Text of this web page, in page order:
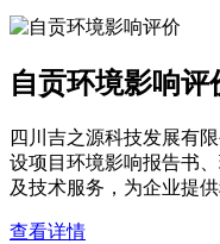
自贡环境影响评
四川吉之源科技发展有
设项目环境影响报告书
及技术服务，为企业提
查看详情